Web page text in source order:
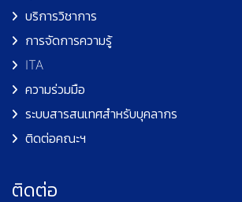
บริการวิชาการ
การจัดการความรู้
ITA
ความร่วมมือ
ระบบสารสนเทศสำหรับบุคลากร
ติดต่อคณะฯ
ติดต่อ